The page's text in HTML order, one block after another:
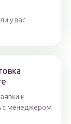
у вас
и
с менеджером